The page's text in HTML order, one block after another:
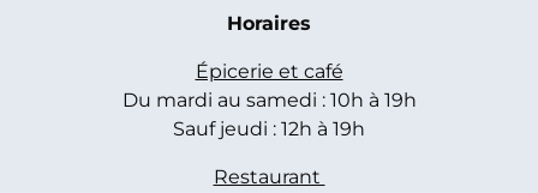
Horaires
Épicerie et café
Du mardi au samedi : 10h à 19h
Sauf jeudi : 12h à 19h
Restaurant